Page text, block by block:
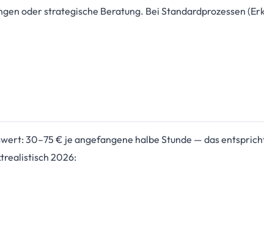
oder strategische Beratung. Bei Standardprozessen
30–75 € je angefangene halbe Stunde — das
2026: